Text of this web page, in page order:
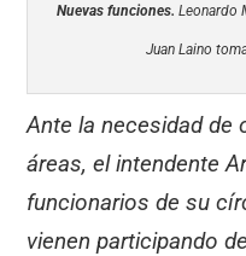
Nuevas funciones. Leonardo
Juan Laino
Ante la necesidad de
áreas, el intendente
funcionarios de su
vienen participando